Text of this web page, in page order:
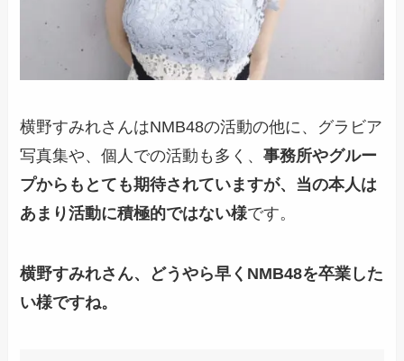
横野すみれさんはNMB48の活動の他に、グラビア
写真集や、個人での活動も多く、事務所やグルー
プからもとても期待されていますが、当の本人は
あまり活動に積極的ではない様です。
横野すみれさん、どうやら早くNMB48を卒業した
い様ですね。